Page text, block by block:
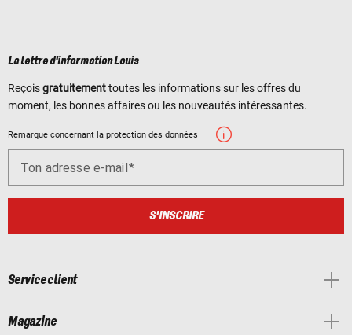
La lettre d'information Louis
Reçoisgratuitementtoutes les informations sur les offres du
moment, les bonnes affaires ou les nouveautés intéressantes.
Remarque concernant la protection des données
Ton adresse e-mail
S'INSCRIRE
Service client
Magazine